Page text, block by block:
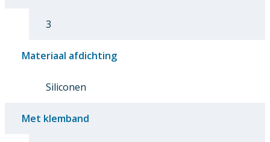
3
Materiaal afdichting
Siliconen
Met klemband